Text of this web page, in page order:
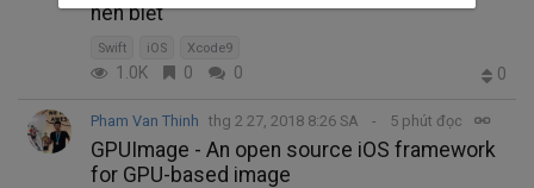
nên biết
Swift iOS Xcode9
1.0K 0 0 0
Pham Van Thinh thg 2 27, 2018 8:26 SA 5 phút đọc
GPUImage - An open source iOS framework
for GPU-based image